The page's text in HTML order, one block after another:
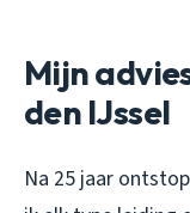
Mijn
den IJssel
Na 25 jaar